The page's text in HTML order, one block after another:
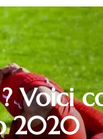
Voici
2020